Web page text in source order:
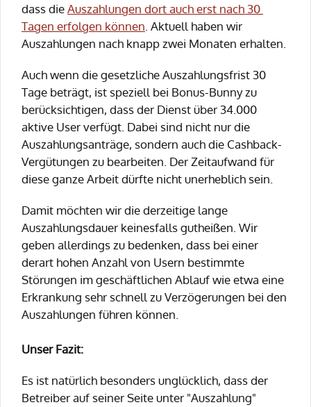
dass dieAuszahlungen dort auch erst nach 30
Tagen erfolgen können. Aktuell haben wir
Auszahlungen nach knapp zwei Monaten erhalten.
Auch wenn die gesetzliche Auszahlungsfrist 30
Tage beträgt, ist speziell bei Bonus-Bunny zu
berücksichtigen, dass der Dienst über 34.000
aktive User verfügt. Dabei sind nicht nur die
Auszahlungsanträge, sondern auch die Cashback-
Vergütungen zu bearbeiten. Der Zeitaufwand für
diese ganze Arbeit dürfte nicht unerheblich sein.
Damit möchten wir die derzeitige lange
Auszahlungsdauer keinesfalls gutheißen. Wir
geben allerdings zu bedenken, dass bei einer
derart hohen Anzahl von Usern bestimmte
Störungen im geschäftlichen Ablauf wie etwa eine
Erkrankung sehr schnell zu Verzögerungen bei den
Auszahlungen führen können.
Unser Fazit:
Es ist natürlich besonders unglücklich, dass der
Betreiber auf seiner Seite unter "Auszahlung"